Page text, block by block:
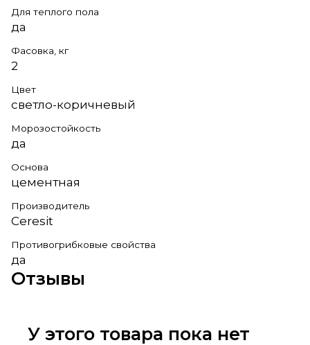
Для теплого пола
да
Фасовка, кг
2
Цвет
светло-коричневый
Морозостойкость
да
Основа
цементная
Производитель
Ceresit
Противогрибковые свойства
да
Отзывы
У этого товара пока нет